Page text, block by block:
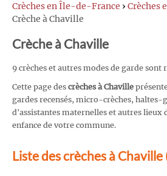
Crèches en Île-de-France › Crèches
Crèche à Chaville
Crèche à Chaville
9 crèches et autres modes de garde sont
Cette page des crèches à Chaville
gardes recensés, micro-crèches, haltes-
d'assistantes maternelles et autres lieux
enfance de votre commune.
Liste des crèches à